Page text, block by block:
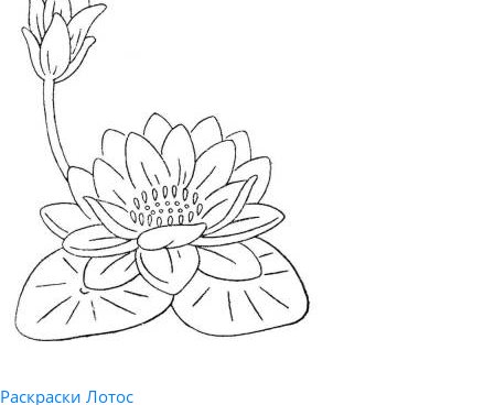
Раскраски Лотос